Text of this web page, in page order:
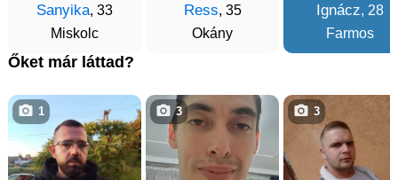
Sanyika, 33
Miskolc
Ress, 35
Okány
Ignácz, 28
Farmos
Őket már láttad?
1 3 3